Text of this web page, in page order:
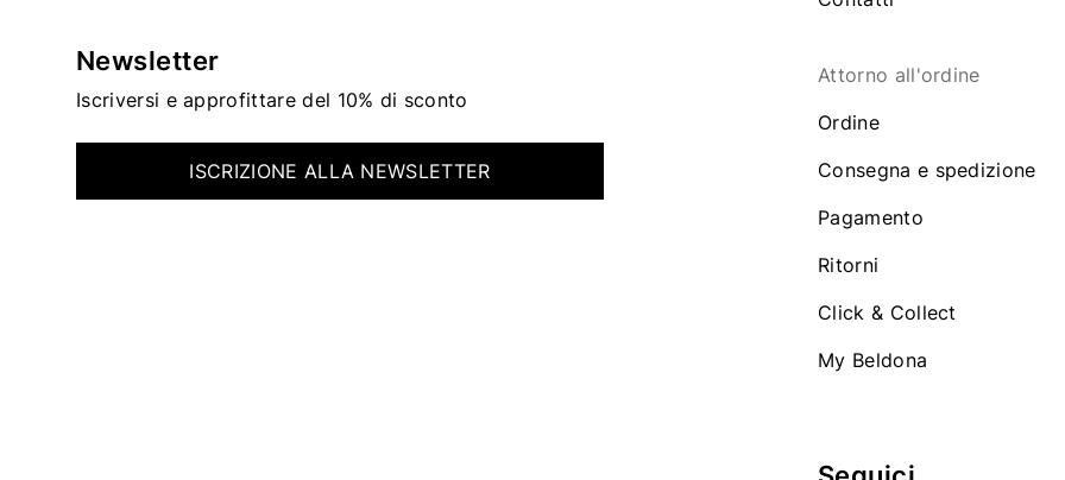
Newsletter
Iscriversi e approfittare del 10% di sconto
ISCRIZIONE ALLA NEWSLETTER
Attorno all'ordine
Ordine
Consegna e spedizione
Pagamento
Ritorni
Click & Collect
My Beldona